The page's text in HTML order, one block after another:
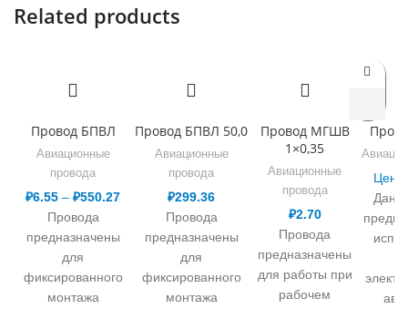
Related products
Провод БПВЛ
Авиационные
провода
₽6.55 – ₽550.27
Провода
предназначены
для
фиксированного
монтажа
Провод БПВЛ 50,0
Авиационные
провода
₽299.36
Провода
предназначены
для
фиксированного
монтажа
Провод МГШВ
1×0,35
Авиационные
провода
₽2.70
Провода
предназначены
для работы при
рабочем
Цена